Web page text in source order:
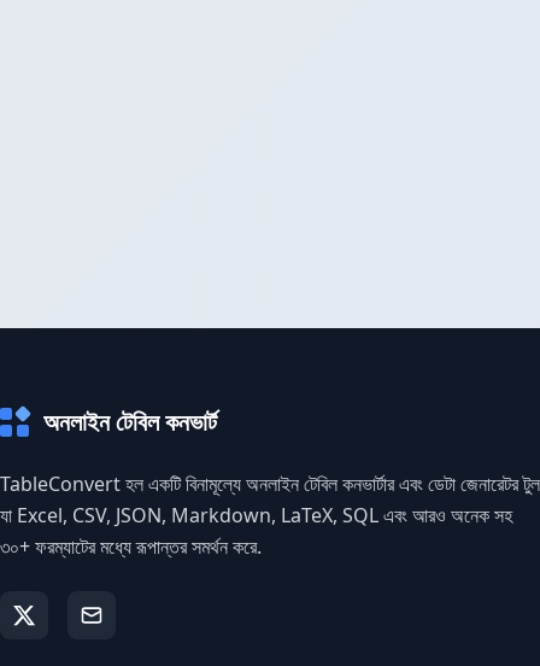
অনলাইন টেবিল কনভার্ট
TableConvert হল একটি বিনামূল্যে অনলাইন টেবিল কনভার্টার এবং ডেটা জেনারেটর টুল
যা Excel, CSV, JSON, Markdown, LaTeX, SQL এবং আরও অনেক সহ
৩০+ ফরম্যাটের মধ্যে রূপান্তর সমর্থন করে.